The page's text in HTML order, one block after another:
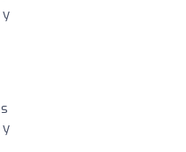
y
y